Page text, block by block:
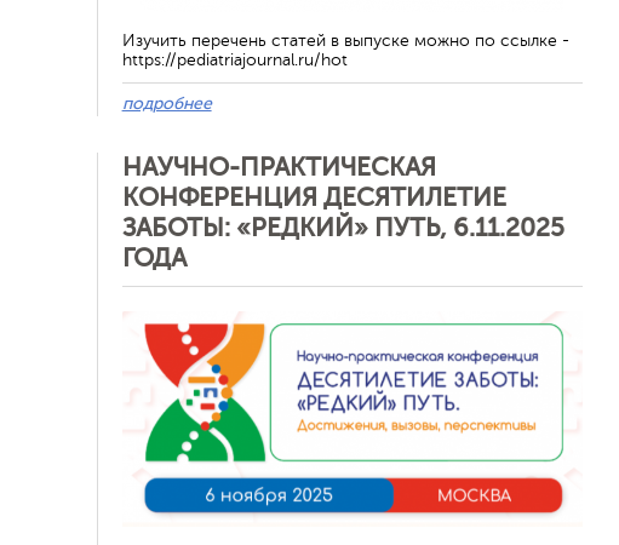
Изучить перечень статей в выпуске можно по ссылке -
https://pediatriajournal.ru/hot
подробнее
НАУЧНО-ПРАКТИЧЕСКАЯ
КОНФЕРЕНЦИЯ ДЕСЯТИЛЕТИЕ
ЗАБОТЫ: «РЕДКИЙ» ПУТЬ, 6.11.2025
ГОДА
Отменить